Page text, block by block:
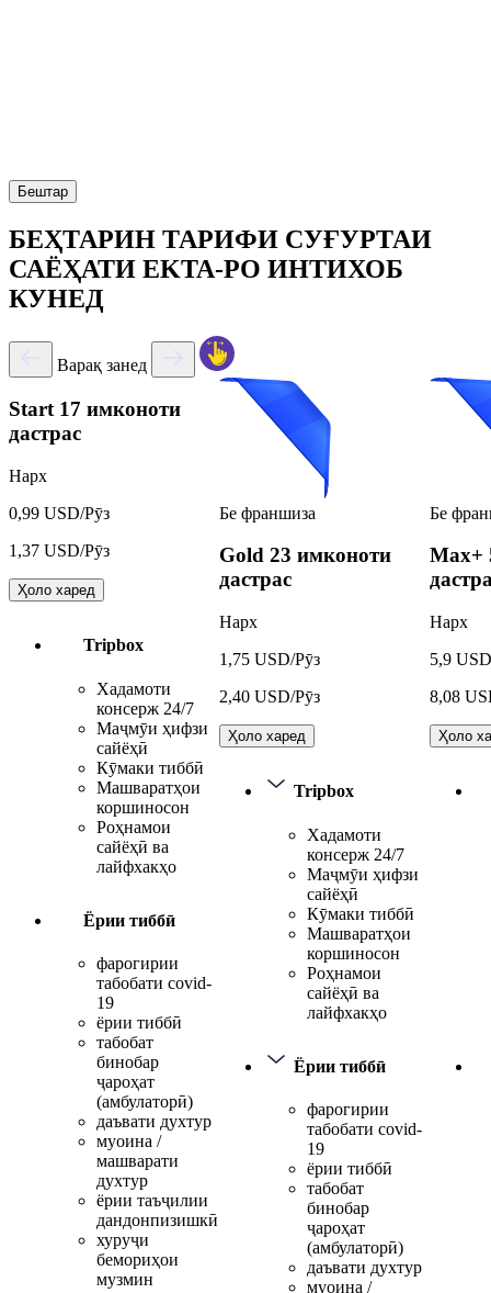
Бештар
БЕҲТАРИН ТАРИФИ СУҒУРТАИ
САЁҲАТИ EKTA-РО ИНТИХОБ
КУНЕД
Варақ занед
Start 17 имконоти
дастрас
Нарх
0,99 USD/Рӯз
1,37 USD/Рӯз
Ҳоло харед
Tripbox
Хадамоти
консерж 24/7
Маҷмӯи ҳифзи
сайёҳӣ
Кӯмаки тиббӣ
Машваратҳои
коршиносон
Роҳнамои
сайёҳӣ ва
лайфхакҳо
Ёрии тиббӣ
фарогирии
табобати covid-
19
ёрии тиббӣ
табобат
бинобар
ҷароҳат
(амбулаторӣ)
даъвати духтур
муоина /
машварати
духтур
ёрии таъҷилии
дандонпизишкӣ
хуруҷи
бемориҳои
музмин
Бе франшиза
Gold 23 имконоти
дастрас
Нарх
1,75 USD/Рӯз
2,40 USD/Рӯз
Ҳоло харед
Tripbox
Хадамоти
консерж 24/7
Маҷмӯи ҳифзи
сайёҳӣ
Кӯмаки тиббӣ
Машваратҳои
коршиносон
Роҳнамои
сайёҳӣ ва
лайфхакҳо
Ёрии тиббӣ
фарогирии
табобати covid-
19
ёрии тиббӣ
табобат
бинобар
ҷароҳат
(амбулаторӣ)
даъвати духтур
муоина /
Бе
Max+
Нарх
5,9
8,08
Ҳоло